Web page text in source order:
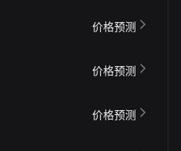
价格预测
价格预测
价格预测